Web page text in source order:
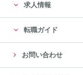
尚、委託先は、十
いる委託先を選定
う、委託先に対す
ます。
５．個人情報の第
求人情報
転職ガイド
お問い合わせ